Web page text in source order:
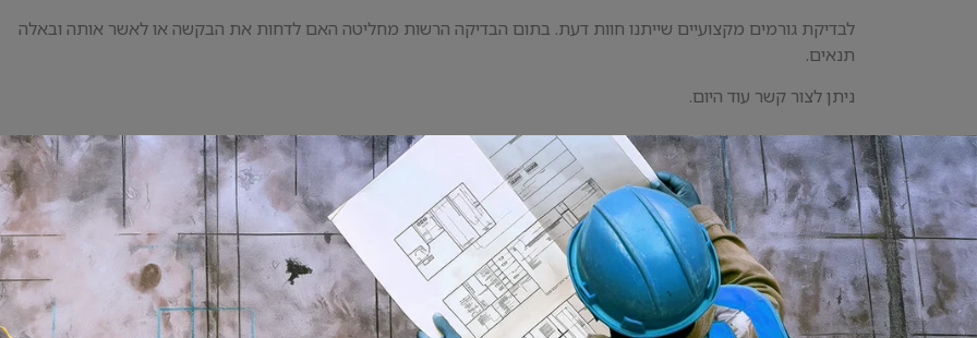
לבדיקת גורמים מקצועיים שייתנו חוות דעת. בתום הבדיקה הרשות מחליטה האם לדחות את הבקשה או לאשר אותה ובאלה
תנאים.
ניתן לצור קשר עוד היום.